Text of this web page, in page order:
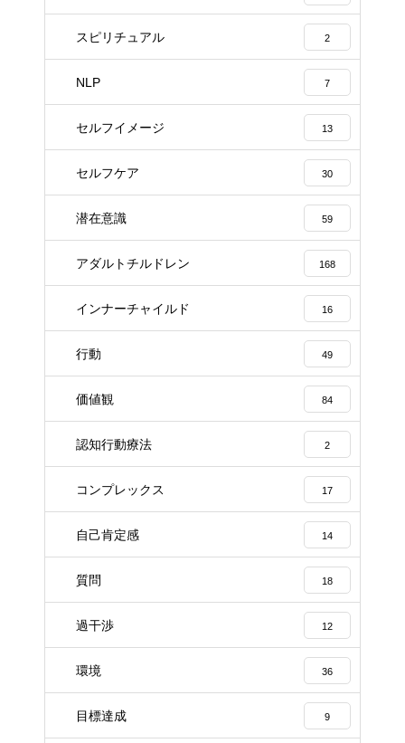
スピリチュアル 2
NLP 7
セルフイメージ 13
セルフケア 30
潜在意識 59
アダルトチルドレン 168
インナーチャイルド 16
行動 49
価値観 84
認知行動療法 2
コンプレックス 17
自己肯定感 14
質問 18
過干渉 12
環境 36
目標達成 9